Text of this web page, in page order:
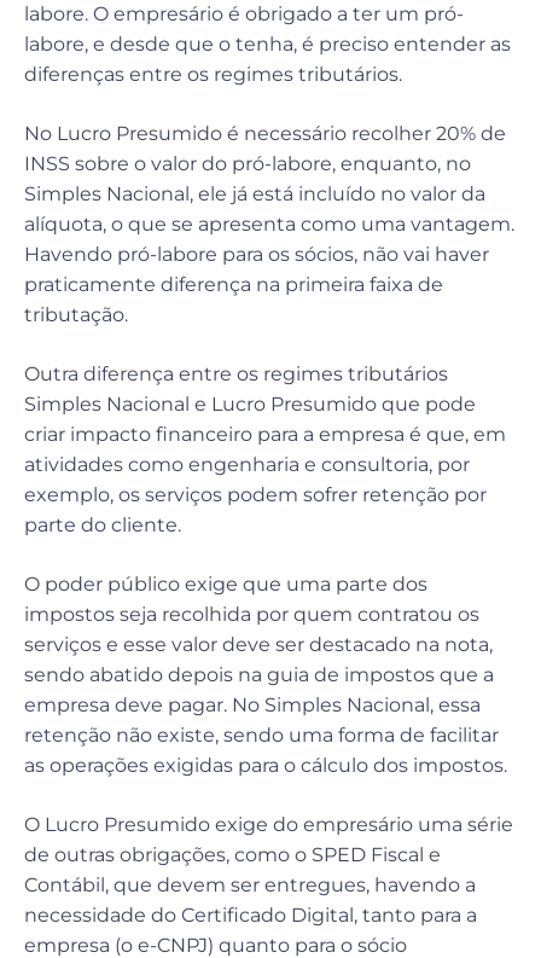
labore. O empresário é obrigado a ter um pró-
labore, e desde que o tenha, é preciso entender as
diferenças entre os regimes tributários.
No Lucro Presumido é necessário recolher 20% de
INSS sobre o valor do pró-labore, enquanto, no
Simples Nacional, ele já está incluído no valor da
alíquota, o que se apresenta como uma vantagem.
Havendo pró-labore para os sócios, não vai haver
praticamente diferença na primeira faixa de
tributação.
Outra diferença entre os regimes tributários
Simples Nacional e Lucro Presumido que pode
criar impacto financeiro para a empresa é que, em
atividades como engenharia e consultoria, por
exemplo, os serviços podem sofrer retenção por
parte do cliente.
O poder público exige que uma parte dos
impostos seja recolhida por quem contratou os
serviços e esse valor deve ser destacado na nota,
sendo abatido depois na guia de impostos que a
empresa deve pagar. No Simples Nacional, essa
retenção não existe, sendo uma forma de facilitar
as operações exigidas para o cálculo dos impostos.
O Lucro Presumido exige do empresário uma série
de outras obrigações, como o SPED Fiscal e
Contábil, que devem ser entregues, havendo a
necessidade do Certificado Digital, tanto para a
empresa (o e-CNPJ) quanto para o sócio